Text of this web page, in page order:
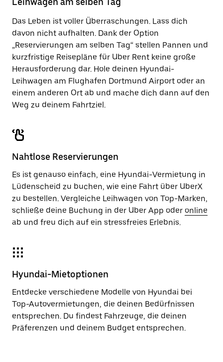
zu
Das Leben ist voller Überraschungen. Lass dich
davon nicht aufhalten. Dank der Option
„Reservierungen am selben Tag“ stellen Pannen und
kurzfristige Reisepläne für Uber Rent keine große
Herausforderung dar. Hole deinen Hyundai-
Leihwagen am Flughafen Dortmund Airport oder an
einem anderen Ort ab und mache dich dann auf den
Weg zu deinem Fahrtziel.
Nahtlose Reservierungen
Es ist genauso einfach, eine Hyundai-Vermietung in
Lüdenscheid zu buchen, wie eine Fahrt über UberX
zu bestellen. Vergleiche Leihwagen von Top-Marken,
schließe deine Buchung in der Uber App oder online
ab und freu dich auf ein stressfreies Erlebnis.
Hyundai-Mietoptionen
Entdecke verschiedene Modelle von Hyundai bei
Top-Autovermietungen, die deinen Bedürfnissen
entsprechen. Du findest Fahrzeuge, die deinen
Präferenzen und deinem Budget entsprechen.